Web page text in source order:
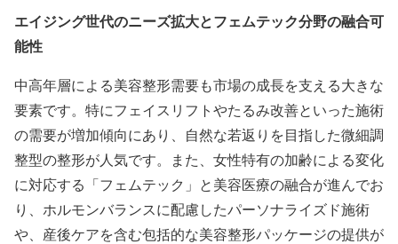
エイジング世代のニーズ拡大とフェムテック分野の融合可
能性
中高年層による美容整形需要も市場の成長を支える大きな
要素です。特にフェイスリフトやたるみ改善といった施術
の需要が増加傾向にあり、自然な若返りを目指した微細調
整型の整形が人気です。また、女性特有の加齢による変化
に対応する「フェムテック」と美容医療の融合が進んでお
り、ホルモンバランスに配慮したパーソナライズド施術
や、産後ケアを含む包括的な美容整形パッケージの提供が